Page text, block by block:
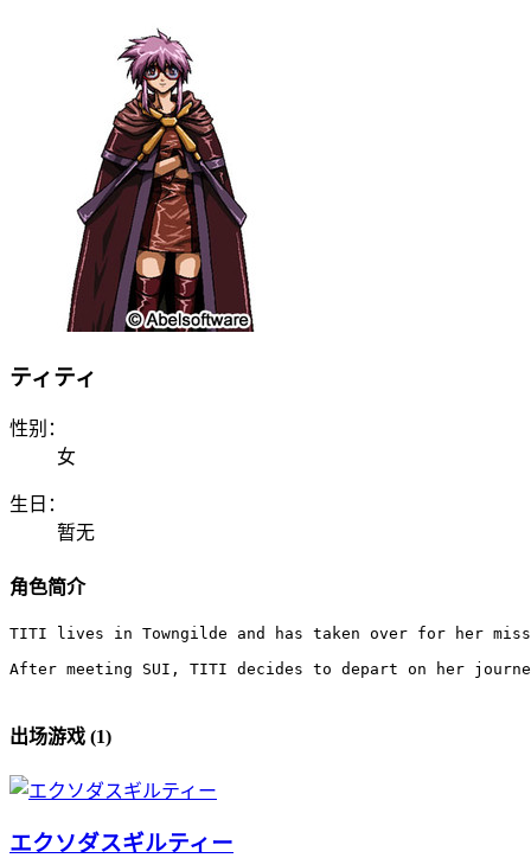
ティティ
性别：
女
生日：
暂无
角色简介
TITI lives in Towngilde and has taken over for her
After meeting SUI, TITI decides to depart on her
出场游戏 (1)
エクソダスギルティー